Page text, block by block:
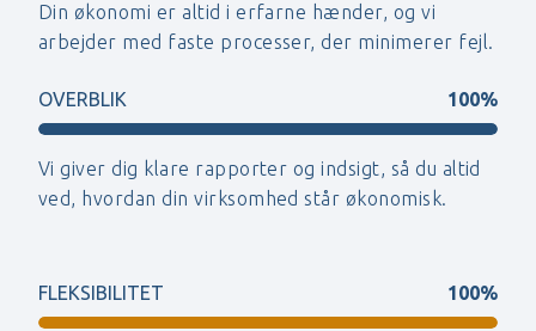
Din økonomi er altid i erfarne hænder, og vi
arbejder med faste processer, der minimerer fejl.
OVERBLIK 100%
Vi giver dig klare rapporter og indsigt, så du altid
ved, hvordan din virksomhed står økonomisk.
FLEKSIBILITET 100%